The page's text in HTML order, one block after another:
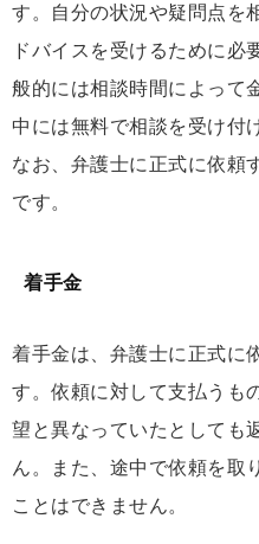
す。自分の状況や疑問点を
ドバイスを受けるために必
般的には相談時間によって
中には無料で相談を受け付
なお、弁護士に正式に依頼
です。
着手金
着手金は、弁護士に正式に
す。依頼に対して支払うも
望と異なっていたとしても
ん。また、途中で依頼を取
ことはできません。